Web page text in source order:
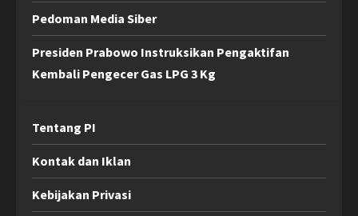
Pedoman Media Siber
Presiden Prabowo Instruksikan Pengaktifan
Kembali Pengecer Gas LPG 3 Kg
Tentang PI
Kontak dan Iklan
Kebijakan Privasi